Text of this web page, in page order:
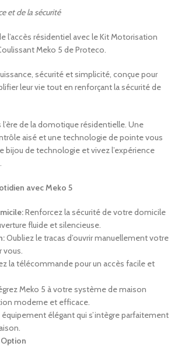
et de la sécurité
l’accès résidentiel avec le Kit Motorisation
Meko 5 de Proteco.
sécurité et simplicité, conçue pour
leur vie tout en renforçant la sécurité de
de la domotique résidentielle. Une
aisé et une technologie de pointe vous
bijou de technologie et vivez l’expérience
avec Meko 5
Renforcez la sécurité de votre domicile
fluide et silencieuse.
Oubliez le tracas d’ouvrir manuellement votre
vous.
la télécommande pour un accès facile et
Meko 5 à votre système de maison
moderne et efficace.
équipement élégant qui s’intègre parfaitement